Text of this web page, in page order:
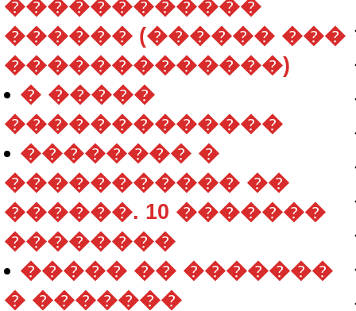
������������
������ (������ ���
�������������)
� �����
�������������
�������� �
����������� ��
������. 10 �������
��������
����� �� �������
� �������